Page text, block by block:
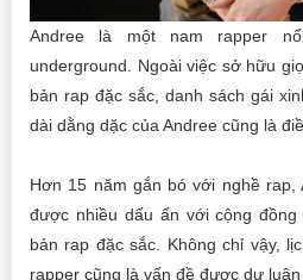
Andree là một nam rapper
underground. Ngoài việc sở hữu
bản rap đặc sắc, danh sách gái
dài dằng dặc của Andree cũng là
Hơn 15 năm gắn bó với nghề rap,
được nhiều dấu ấn với cộng đồng
bản rap đặc sắc. Không chỉ vậy,
rapper cũng là vấn đề được dư luận